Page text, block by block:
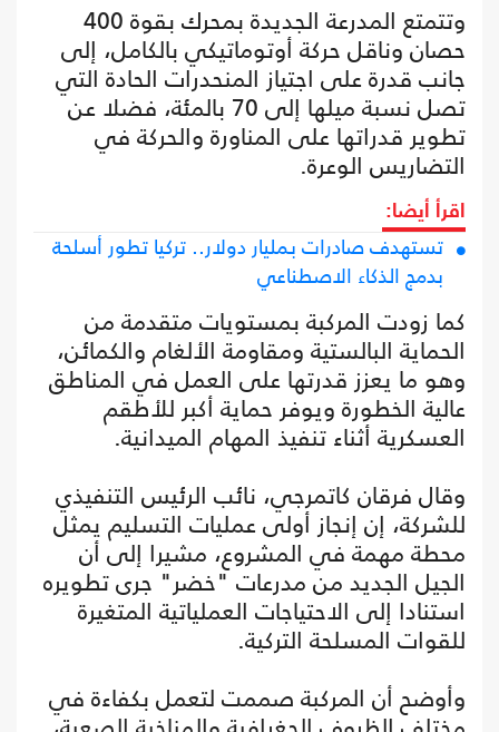
وتتمتع المدرعة الجديدة بمحرك بقوة 400
حصان وناقل حركة أوتوماتيكي بالكامل، إلى
جانب قدرة على اجتياز المنحدرات الحادة التي
تصل نسبة ميلها إلى 70 بالمئة، فضلا عن
تطوير قدراتها على المناورة والحركة في
التضاريس الوعرة.
اقرأ أيضا:
تستهدف صادرات بمليار دولار.. تركيا تطور أسلحة
بدمج الذكاء الاصطناعي
كما زودت المركبة بمستويات متقدمة من
الحماية البالستية ومقاومة الألغام والكمائن،
وهو ما يعزز قدرتها على العمل في المناطق
عالية الخطورة ويوفر حماية أكبر للأطقم
العسكرية أثناء تنفيذ المهام الميدانية.
وقال فرقان كاتمرجي، نائب الرئيس التنفيذي
للشركة، إن إنجاز أولى عمليات التسليم يمثل
محطة مهمة في المشروع، مشيرا إلى أن
الجيل الجديد من مدرعات "خضر" جرى تطويره
استنادا إلى الاحتياجات العملياتية المتغيرة
للقوات المسلحة التركية.
وأوضح أن المركبة صممت لتعمل بكفاءة في